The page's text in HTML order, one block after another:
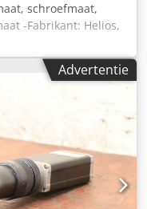
schroefmaat,
-Fabrikant: Helios,
0-25 mm -Aflezing:
Ahmsrf -Aantal: 2x
-Andere maten:
75/H25 mm -
Advertentie